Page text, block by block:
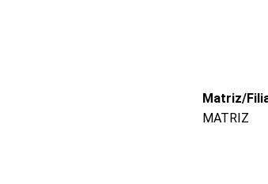
Matriz/
MATRIZ